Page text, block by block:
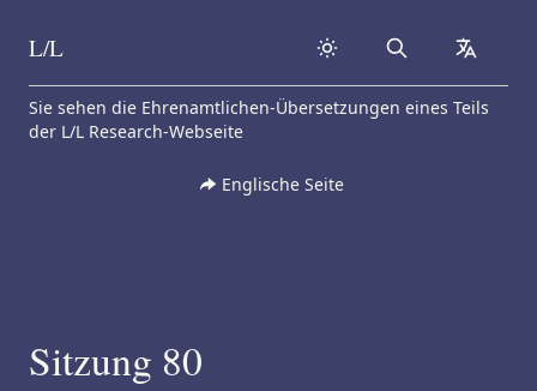
Skip to content
L/L Search
Sie sehen die Ehrenamtlichen-Übersetzungen eines Teils
der L/L Research-Webseite
Englische Seite
Sitzung 80